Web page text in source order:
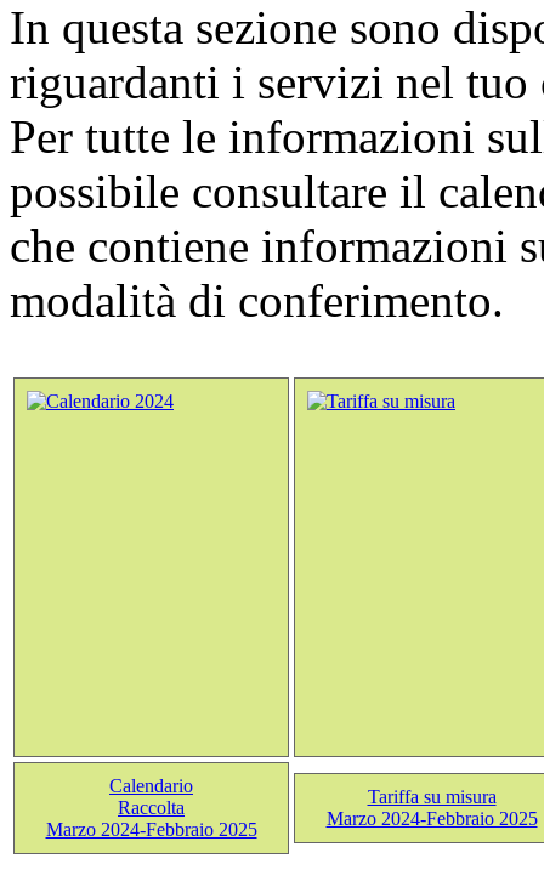
In questa sezione sono
riguardanti i servizi nel tuo
Per tutte le informazioni
possibile consultare il
che contiene informazioni
modalità di conferimento.
Calendario
Raccolta
Marzo 2024-Febbraio 2025
Tariffa su misura
Marzo 2024-Febbraio 2025